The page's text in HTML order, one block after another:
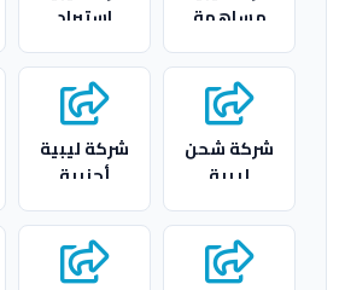
مساهمة
استيراد
وتصدير
شركة شحن
ليبية
شركة ليبية
أجنبية